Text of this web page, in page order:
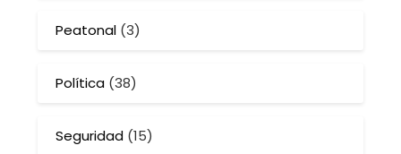
Peatonal (3)
Política (38)
Seguridad (15)